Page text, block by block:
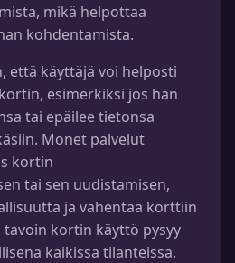
mikä helpottaa
kohdentamista.
että käyttäjä voi helposti
esimerkiksi jos hän
tai epäilee tietonsa
Monet palvelut
kortin
tai sen uudistamisen,
ja vähentää korttiin
tavoin kortin käyttö pysyy
kaikissa tilanteissa.